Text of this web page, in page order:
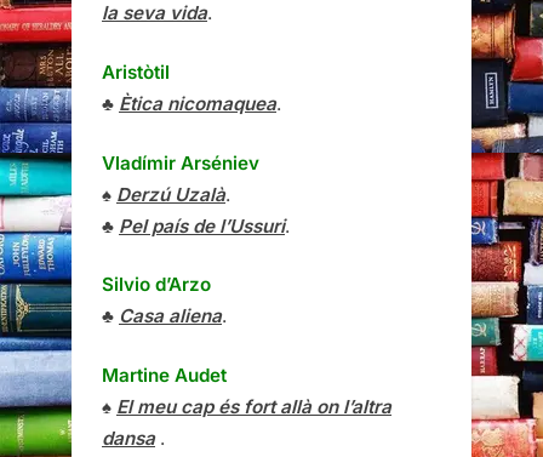
la seva vida.
Aristòtil
♣ Ètica nicomaquea.
Vladímir Arséniev
♠ Derzú Uzalà.
♣ Pel país de l’Ussuri.
Silvio d’Arzo
♣ Casa aliena.
Martine Audet
♠ El meu cap és fort allà on l’altra
dansa.